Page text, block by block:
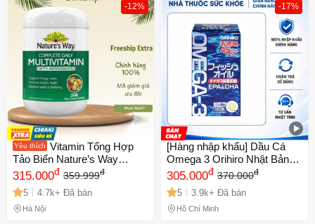
-12%
Yêu thích
Vitamin Tổng Hợp
Tảo Biển Nature’s Way
Complete Daily Multivitamin -
Hộp 200 Viên - Hỗ Trợ Sức
Khỏe Đầy Đủ Cho Gia Đình
315.000đ 359.999đ
5 4.7k+ Đã bán
Hà Nội
-17%
[Hàng nhập khẩu] Dầu Cá
Omega 3 Orihiro Nhật Bản
180 Viên - Hỗ Trợ Tim Mạch,
Trí Não và Thị Lực, Hàm
Lượng Omega 3 Cao 300mg
Trong 1 Liều Dùng
305.000đ 370.000đ
5 3.9k+ Đã bán
Hồ Chí Minh